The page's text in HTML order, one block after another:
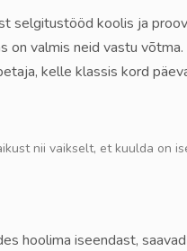
selgitustööd koolis ja
valmis neid vastu
kelle klassis kord
nii vaikselt, et kuulda on
hoolima iseendast,